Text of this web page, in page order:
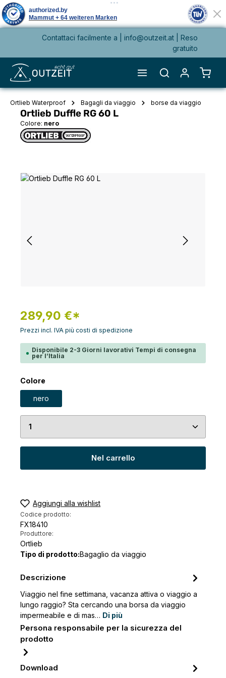
principaleContattaci facilmente a | info@outzeit.at
| Reso
gratuito
Il
Ortlieb Waterproof Bagagli da viaggio borse da viaggio
Ortlieb Duffle RG 60 L
Colore: nero
Salta la galleria di immagini
289,90 €*
Prezzi incl. IVA più costi di spedizione
Disponibile 2-3 Giorni lavorativi Tempi di consegna
per l’Italia
Seleziona
Colore
nero
Quantità del prodotto: inserisci la quantità
Nel carrello
Aggiungi alla wishlist
Codice prodotto:
FX18410
Produttore:
Ortlieb
Tipo di prodotto:Bagaglio da viaggio
Descrizione
Viaggio nel fine settimana, vacanza attiva o viaggio a
lungo raggio? Sta cercando una borsa da viaggio
impermeabile e di mas… Di più
Persona responsabile per la sicurezza del
prodotto
Download